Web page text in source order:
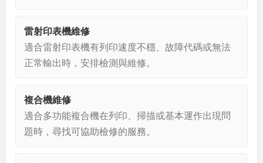
雷射印表機維修
適合雷射印表機有列印速度不穩、故障代碼或無法
正常輸出時，安排檢測與維修。
複合機維修
適合多功能複合機在列印、掃描或基本運作出現問
題時，尋找可協助檢修的服務。